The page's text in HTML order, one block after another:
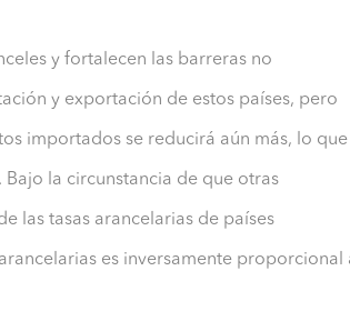
y fortalecen las barreras no
y exportación de estos países, pero
importados se reducirá aún más, lo que
la circunstancia de que otras
las tasas arancelarias de países
es inversamente proporcional